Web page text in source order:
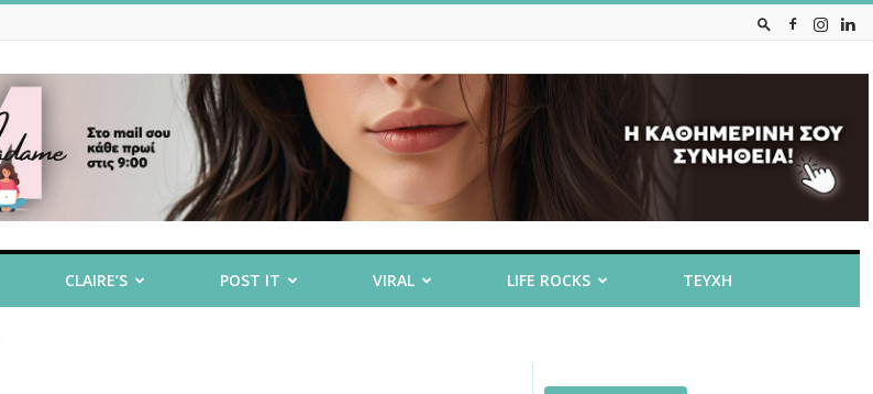
CLAIRE’S POST IT VIRAL LIFE ROCKS ΤΕΥΧΗ